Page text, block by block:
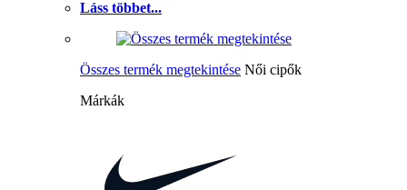
Láss többet...
Összes termék megtekintése Női cipők
Márkák